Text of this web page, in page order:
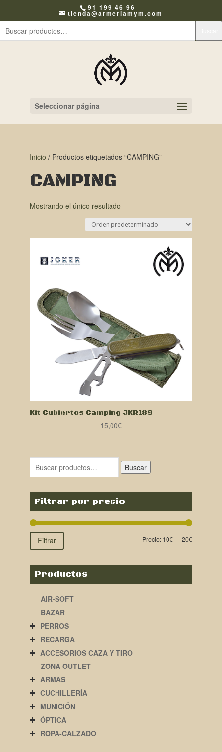
91 199 46 96
tienda@armeriamym.com
Seleccionar página
Inicio / Productos etiquetados “CAMPING”
CAMPING
Mostrando el único resultado
Kit Cubiertos Camping JKR189
15,00€
Buscar
Filtrar por precio
Filtrar Precio: 10€—20€
Productos
AIR-SOFT
BAZAR
PERROS
RECARGA
ACCESORIOS CAZA Y TIRO
ZONA OUTLET
ARMAS
CUCHILLERÍA
MUNICIÓN
ÓPTICA
ROPA-CALZADO